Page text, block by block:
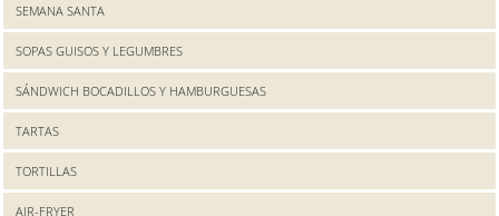
SEMANA SANTA
SOPAS GUISOS Y LEGUMBRES
SÁNDWICH BOCADILLOS Y HAMBURGUESAS
TARTAS
TORTILLAS
AIR-FRYER